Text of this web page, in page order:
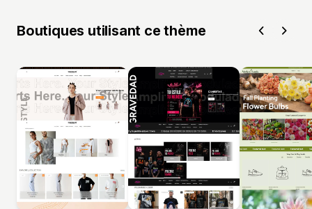
Boutiques utilisant ce thème